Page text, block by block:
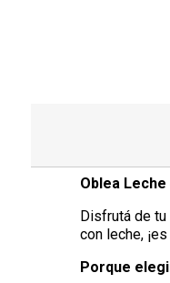
Oblea
Disfrutá de
con leche,
Porque